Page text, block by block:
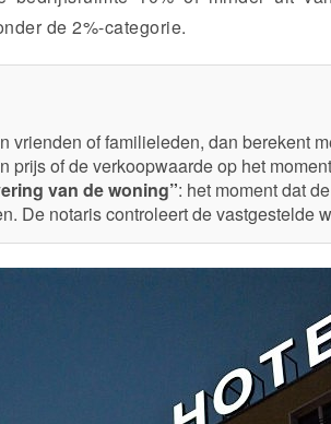
de 2%-categorie.
vrienden of familieleden, dan berekent
prijs of de verkoopwaarde op het
van de woning”: het moment dat
De notaris controleert de vastgestelde